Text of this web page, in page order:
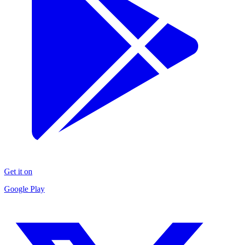
Get it on
Google Play